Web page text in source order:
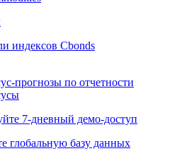
индексов Cbonds
прогнозы по отчетности
7-дневный демо-доступ
глобальную базу данных